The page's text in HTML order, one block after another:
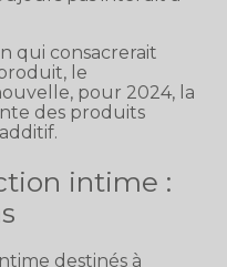
qui consacrerait
le
pour 2024, la
des produits
intime :
destinés à